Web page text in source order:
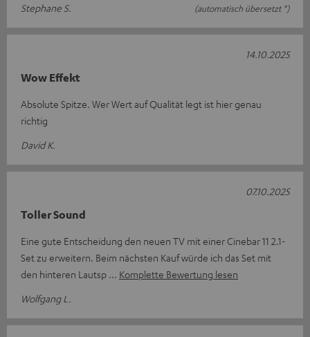
Stephane S.
(automatisch übersetzt *)
Wow Effekt
Absolute Spitze. Wer Wert auf Qualität legt ist hier genau
richtig
David K.
14.10.2025
Toller Sound
Eine gute Entscheidung den neuen TV mit einer Cinebar 11 2.1-
Set zu erweitern. Beim nächsten Kauf würde ich das Set mit
den hinteren Lautsp
Komplette Bewertung lesen
Wolfgang L.
07.10.2025